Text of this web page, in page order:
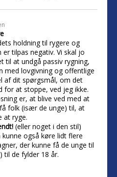
holdning til rygere og
tilpas negativ. Vi skal jo
til at undgå passiv rygning,
med lovgivning og offentlige
af dit spørgsmål, om det
for at stoppe, ved jeg ikke.
er, at blive ved med at
folk (især de unge) til, at
at ryge.
(eller noget i den stil)
også køre lidt flere
der kunne få de unge til
til de fylder 18 år.